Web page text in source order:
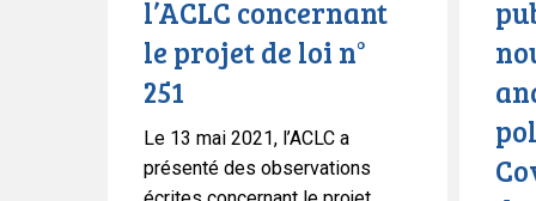
l’ACLC concernant
le projet de loi n°
251
Le 13 mai 2021, l’ACLC a
présenté des observations
policière
Covid-